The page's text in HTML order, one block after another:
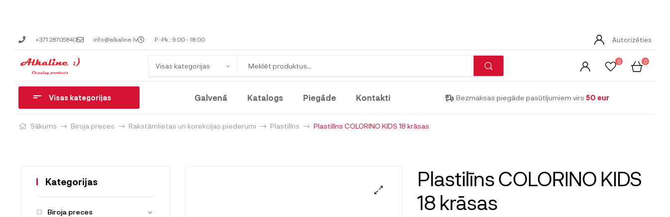
+371 28705840 info@alkaline.lv P.-Pk.: 9:00 - 18:00 Autorizēties
Visas kategorijas
0 0
Visas kategorijas Galvenā Katalogs Piegāde Kontakti Bezmaksas piegāde pasūtījumiem virs 50 eur
Sākums Biroja preces Rakstāmlietas un korekcijas piederumi Plastilīns Plastilīns COLORINO KIDS 18 krāsas
Plastilīns COLORINO KIDS
18 krāsas
Kategorijas
Biroja preces